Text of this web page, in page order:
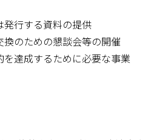
発行する資料の提供
のための懇談会等の開催
を達成するために必要な事業